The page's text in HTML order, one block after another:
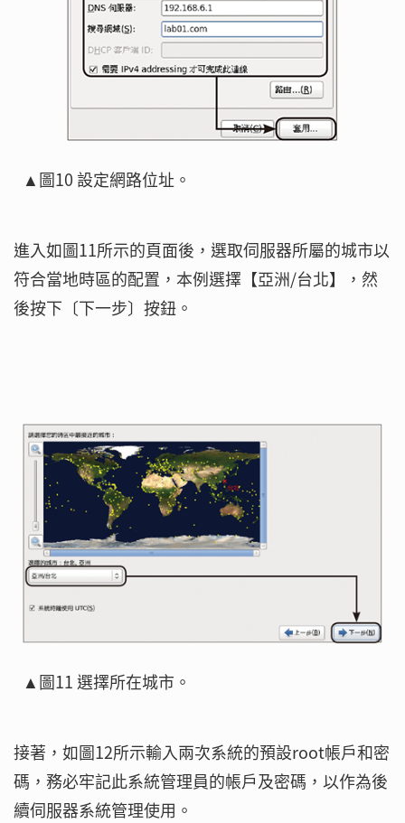
▲圖10 設定網路位址。
進入如圖11所示的頁面後，選取伺服器所屬的城市以
符合當地時區的配置，本例選擇【亞洲/台北】，然
後按下〔下一步〕按鈕。
▲圖11 選擇所在城市。
接著，如圖12所示輸入兩次系統的預設root帳戶和密
碼，務必牢記此系統管理員的帳戶及密碼，以作為後
續伺服器系統管理使用。